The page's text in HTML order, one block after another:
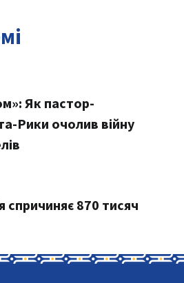
Як пастор-
Рики очолив війну
спричиняє 870 тисяч